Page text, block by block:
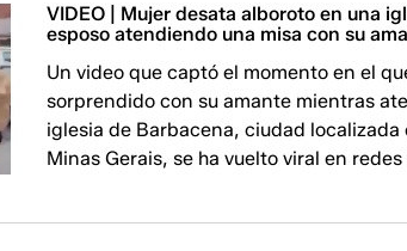
VIDEO | Mujer desata alboroto en una
esposo atendiendo una misa con su
Un video que captó el momento en el
sorprendido con su amante mientras
iglesia de Barbacena, ciudad
Minas Gerais, se ha vuelto viral en redes